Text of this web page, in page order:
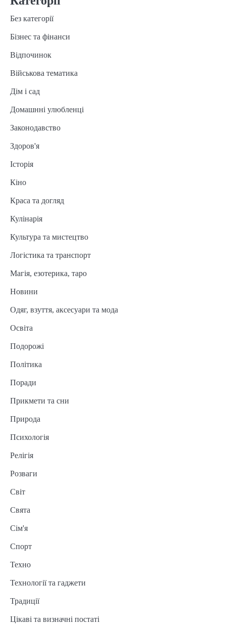
Без категорії
Бізнес та фінанси
Відпочинок
Військова тематика
Дім і сад
Домашнні улюбленці
Законодавство
Здоров'я
Історія
Кіно
Краса та догляд
Кулінарія
Культура та мистецтво
Логістика та транспорт
Магія, езотерика, таро
Новини
Одяг, взуття, аксесуари та мода
Освіта
Подорожі
Політика
Поради
Прикмети та сни
Природа
Психологія
Релігія
Розваги
Світ
Свята
Сім'я
Спорт
Техно
Технології та гаджети
Традиції
Цікаві та визначні постаті